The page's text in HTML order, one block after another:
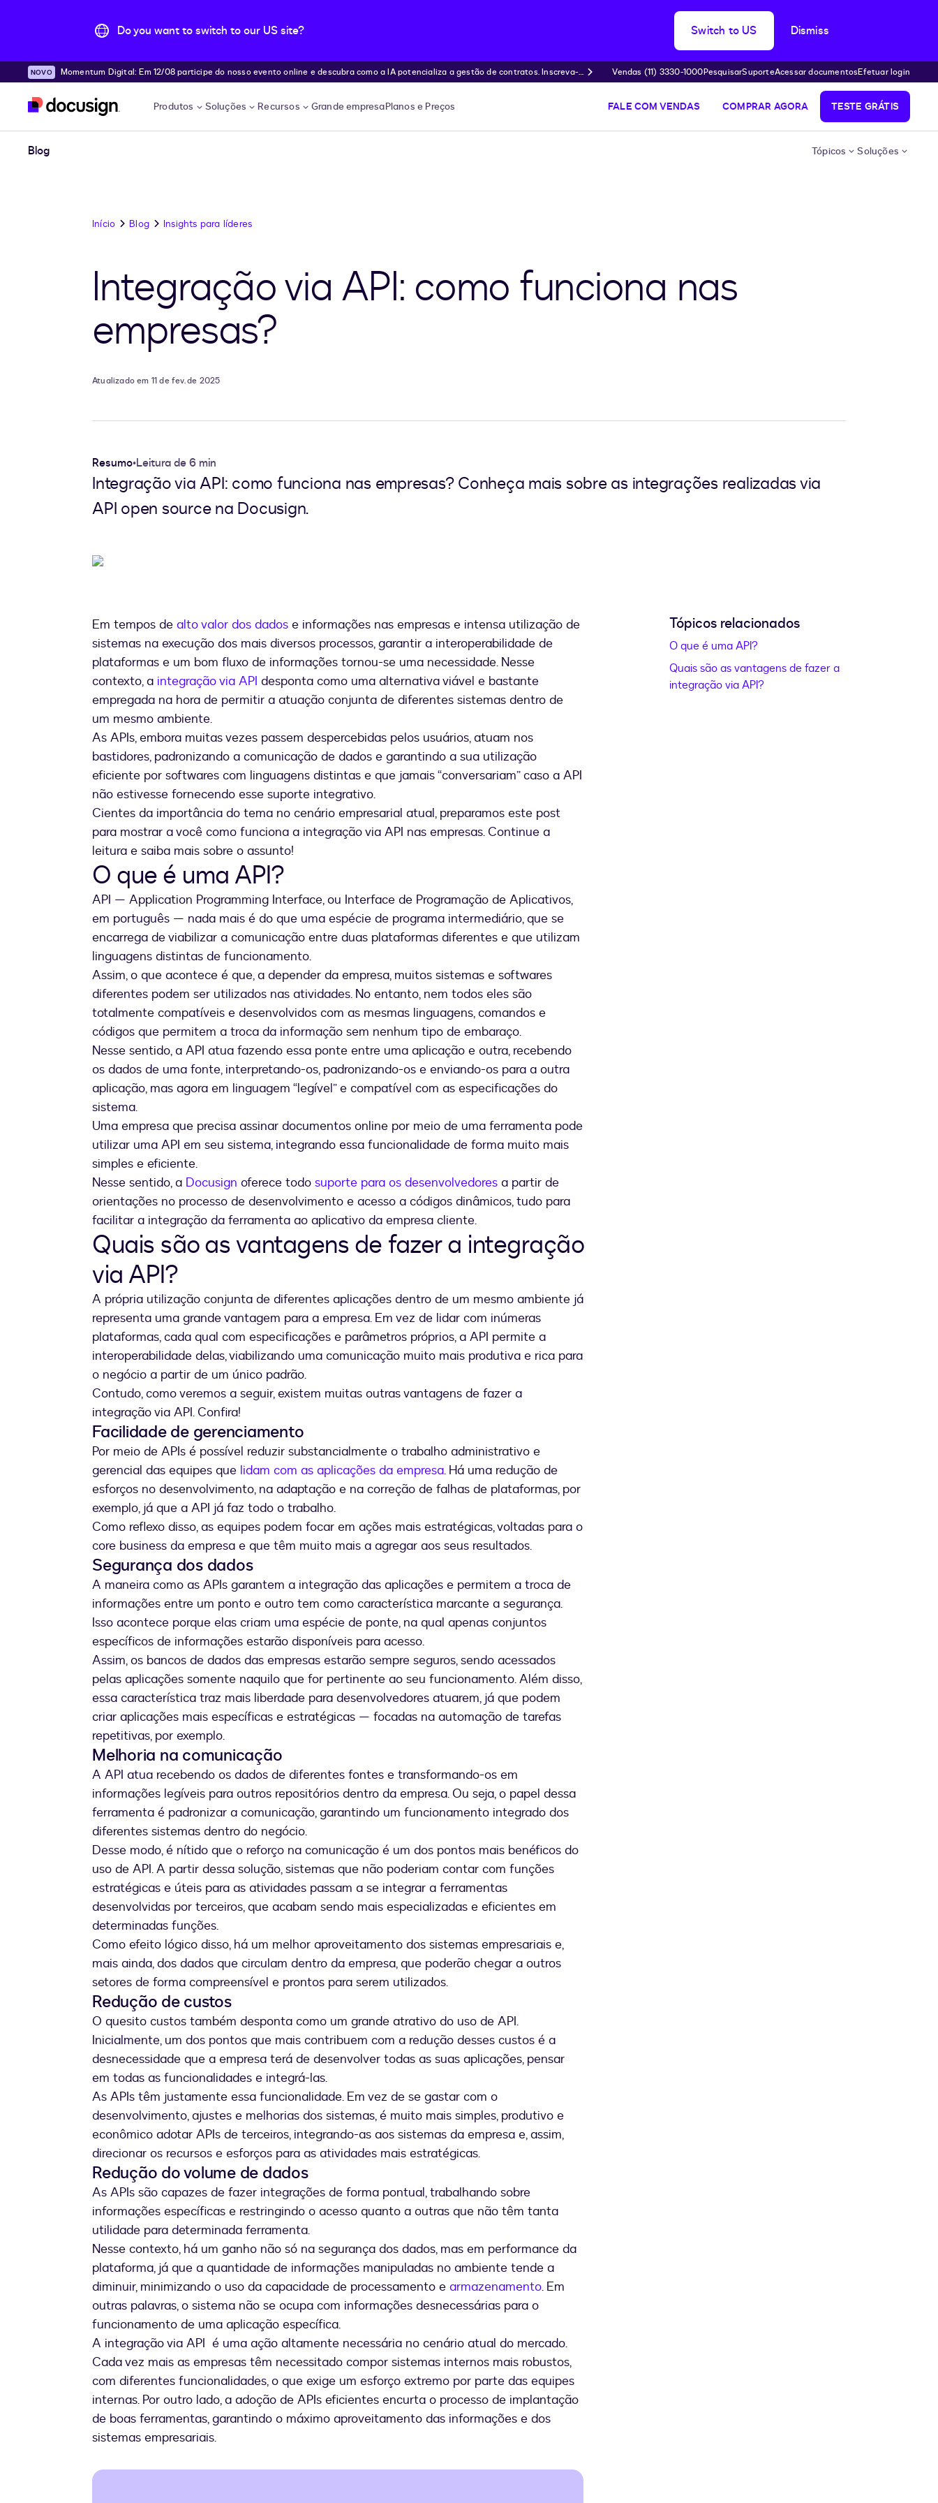
Do you want to switch to our US site? Switch to US Dismiss
Pular para o conteúdo principal
Momentum Digital: Em 12/08 participe do nosso evento online e descubra como a IA potencializa a gestão de contratos. Inscreva-s
e!
Vendas (11) 3330-1000PesquisarSuporteAcessar documentosEfetuar login
Produtos Soluções Recursos Grande empresaPlanos e Preços FALE COM VENDAS COMPRAR AGORA TESTE GRÁTIS
Blog Tópicos Soluções
Início Blog Insights para líderes
Integração via API: como funciona nas
empresas?
Atualizado em 11 de fev. de 2025
Resumo•Leitura de 6 min
Integração via API: como funciona nas empresas? Conheça mais sobre as integrações realizadas via
API open source na Docusign.
Em tempos de alto valor dos dados e informações nas empresas e intensa utilização de
sistemas na execução dos mais diversos processos, garantir a interoperabilidade de
plataformas e um bom fluxo de informações tornou-se uma necessidade. Nesse
contexto, a integração via API desponta como uma alternativa viável e bastante
empregada na hora de permitir a atuação conjunta de diferentes sistemas dentro de
um mesmo ambiente.
As APIs, embora muitas vezes passem despercebidas pelos usuários, atuam nos
bastidores, padronizando a comunicação de dados e garantindo a sua utilização
eficiente por softwares com linguagens distintas e que jamais “conversariam” caso a API
não estivesse fornecendo esse suporte integrativo.
Cientes da importância do tema no cenário empresarial atual, preparamos este post
para mostrar a você como funciona a integração via API nas empresas. Continue a
leitura e saiba mais sobre o assunto!
O que é uma API?
API — Application Programming Interface, ou Interface de Programação de Aplicativos,
em português — nada mais é do que uma espécie de programa intermediário, que se
encarrega de viabilizar a comunicação entre duas plataformas diferentes e que utilizam
linguagens distintas de funcionamento.
Assim, o que acontece é que, a depender da empresa, muitos sistemas e softwares
diferentes podem ser utilizados nas atividades. No entanto, nem todos eles são
totalmente compatíveis e desenvolvidos com as mesmas linguagens, comandos e
códigos que permitem a troca da informação sem nenhum tipo de embaraço.
Nesse sentido, a API atua fazendo essa ponte entre uma aplicação e outra, recebendo
os dados de uma fonte, interpretando-os, padronizando-os e enviando-os para a outra
aplicação, mas agora em linguagem “legível” e compatível com as especificações do
sistema.
Uma empresa que precisa assinar documentos online por meio de uma ferramenta pode
utilizar uma API em seu sistema, integrando essa funcionalidade de forma muito mais
simples e eficiente.
Nesse sentido, a Docusign oferece todo suporte para os desenvolvedores a partir de
orientações no processo de desenvolvimento e acesso a códigos dinâmicos, tudo para
facilitar a integração da ferramenta ao aplicativo da empresa cliente.
Quais são as vantagens de fazer a integração
via API?
A própria utilização conjunta de diferentes aplicações dentro de um mesmo ambiente já
representa uma grande vantagem para a empresa. Em vez de lidar com inúmeras
plataformas, cada qual com especificações e parâmetros próprios, a API permite a
interoperabilidade delas, viabilizando uma comunicação muito mais produtiva e rica para
o negócio a partir de um único padrão.
Contudo, como veremos a seguir, existem muitas outras vantagens de fazer a
integração via API. Confira!
Facilidade de gerenciamento
Por meio de APIs é possível reduzir substancialmente o trabalho administrativo e
gerencial das equipes que lidam com as aplicações da empresa. Há uma redução de
esforços no desenvolvimento, na adaptação e na correção de falhas de plataformas, por
exemplo, já que a API já faz todo o trabalho.
Como reflexo disso, as equipes podem focar em ações mais estratégicas, voltadas para o
core business da empresa e que têm muito mais a agregar aos seus resultados.
Segurança dos dados
A maneira como as APIs garantem a integração das aplicações e permitem a troca de
informações entre um ponto e outro tem como característica marcante a segurança.
Isso acontece porque elas criam uma espécie de ponte, na qual apenas conjuntos
específicos de informações estarão disponíveis para acesso.
Assim, os bancos de dados das empresas estarão sempre seguros, sendo acessados
pelas aplicações somente naquilo que for pertinente ao seu funcionamento. Além disso,
essa característica traz mais liberdade para desenvolvedores atuarem, já que podem
criar aplicações mais específicas e estratégicas — focadas na automação de tarefas
repetitivas, por exemplo.
Melhoria na comunicação
A API atua recebendo os dados de diferentes fontes e transformando-os em
informações legíveis para outros repositórios dentro da empresa. Ou seja, o papel dessa
ferramenta é padronizar a comunicação, garantindo um funcionamento integrado dos
diferentes sistemas dentro do negócio.
Desse modo, é nítido que o reforço na comunicação é um dos pontos mais benéficos do
uso de API. A partir dessa solução, sistemas que não poderiam contar com funções
estratégicas e úteis para as atividades passam a se integrar a ferramentas
desenvolvidas por terceiros, que acabam sendo mais especializadas e eficientes em
determinadas funções.
Como efeito lógico disso, há um melhor aproveitamento dos sistemas empresariais e,
mais ainda, dos dados que circulam dentro da empresa, que poderão chegar a outros
setores de forma compreensível e prontos para serem utilizados.
Redução de custos
O quesito custos também desponta como um grande atrativo do uso de API.
Inicialmente, um dos pontos que mais contribuem com a redução desses custos é a
desnecessidade que a empresa terá de desenvolver todas as suas aplicações, pensar
em todas as funcionalidades e integrá-las.
As APIs têm justamente essa funcionalidade. Em vez de se gastar com o
desenvolvimento, ajustes e melhorias dos sistemas, é muito mais simples, produtivo e
econômico adotar APIs de terceiros, integrando-as aos sistemas da empresa e, assim,
direcionar os recursos e esforços para as atividades mais estratégicas.
Redução do volume de dados
As APIs são capazes de fazer integrações de forma pontual, trabalhando sobre
informações específicas e restringindo o acesso quanto a outras que não têm tanta
utilidade para determinada ferramenta.
Nesse contexto, há um ganho não só na segurança dos dados, mas em performance da
plataforma, já que a quantidade de informações manipuladas no ambiente tende a
diminuir, minimizando o uso da capacidade de processamento e armazenamento. Em
outras palavras, o sistema não se ocupa com informações desnecessárias para o
funcionamento de uma aplicação específica.
A integração via API é uma ação altamente necessária no cenário atual do mercado.
Cada vez mais as empresas têm necessitado compor sistemas internos mais robustos,
com diferentes funcionalidades, o que exige um esforço extremo por parte das equipes
internas. Por outro lado, a adoção de APIs eficientes encurta o processo de implantação
de boas ferramentas, garantindo o máximo aproveitamento das informações e dos
sistemas empresariais.
Tópicos relacionados
O que é uma API?
Quais são as vantagens de fazer a
integração via API?